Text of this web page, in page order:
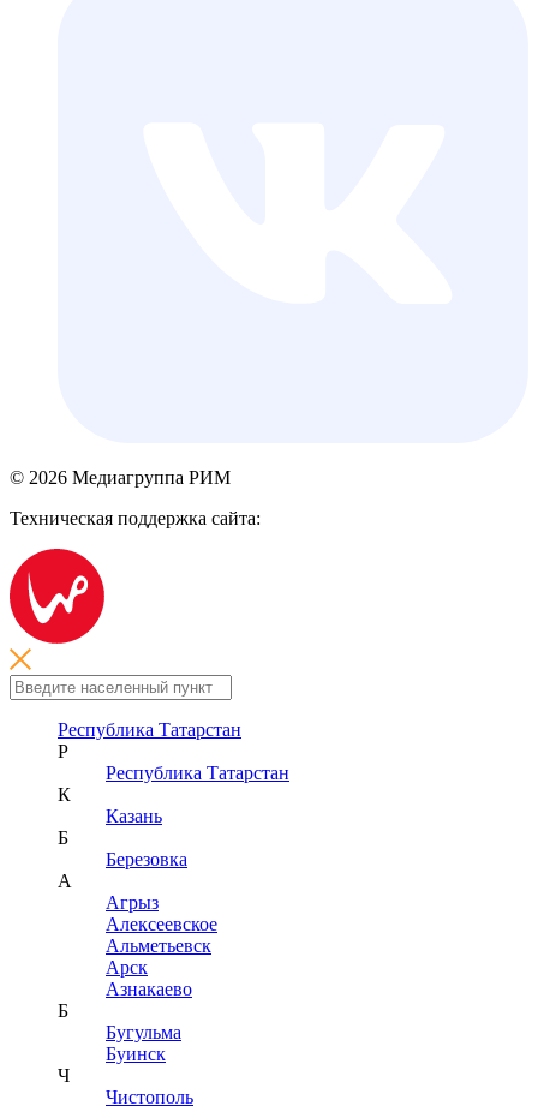
© 2026 Медиагруппа РИМ
Техническая поддержка сайта:
Республика Татарстан
Р
Республика Татарстан
К
Казань
Б
Березовка
А
Агрыз
Алексеевское
Альметьевск
Арск
Азнакаево
Б
Бугульма
Буинск
Ч
Чистополь